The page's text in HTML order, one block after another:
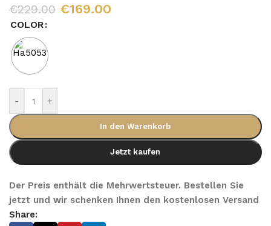
€229.00 €169.00
COLOR
- +
In den Warenkorb
Jetzt kaufen
Der Preis enthält die Mehrwertsteuer. Bestellen Sie
jetzt und wir schenken Ihnen den kostenlosen Versand
Share: